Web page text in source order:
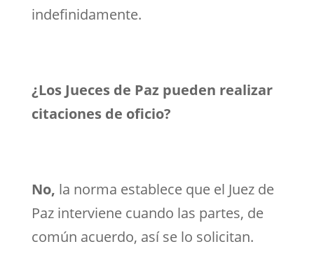
indefinidamente.
¿Los Jueces de Paz pueden realizar
citaciones de oficio?
No, la norma establece que el Juez de
Paz interviene cuando las partes, de
común acuerdo, así se lo solicitan.